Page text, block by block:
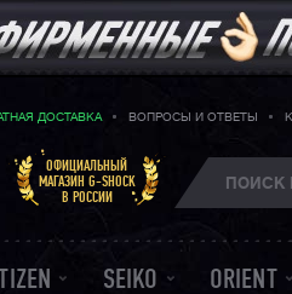
ДОСТАВКА ВОПРОСЫ И ОТВЕТЫ
ОФИЦИАЛЬНЫЙ
МАГАЗИН G-SHOCK
В РОССИИ
SEIKO ORIENT